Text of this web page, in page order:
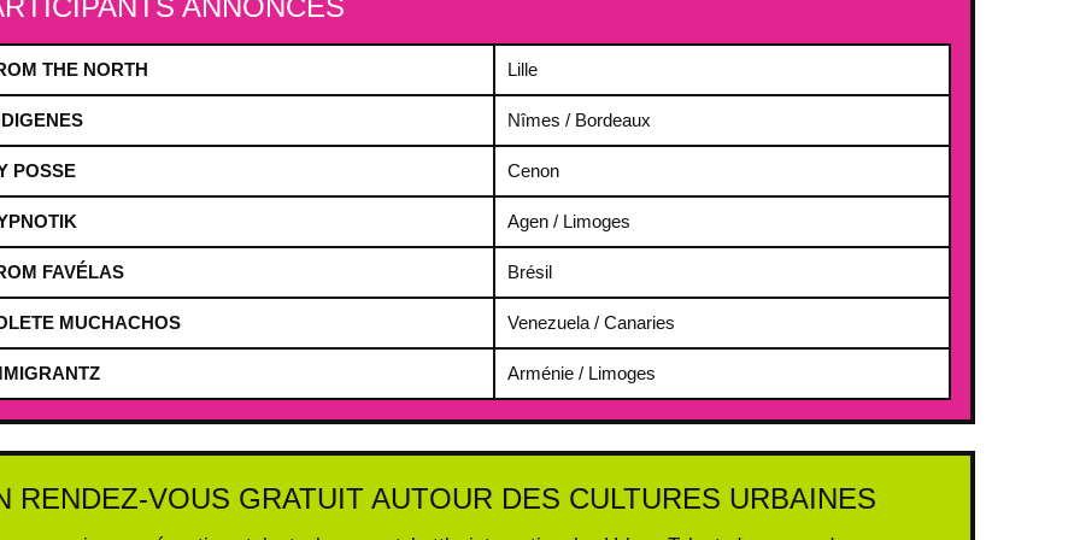
THE NORTH Lille
Nîmes / Bordeaux
POSSE Cenon
Agen / Limoges
FAVÉLAS Brésil
MUCHACHOS Venezuela / Canaries
Arménie / Limoges
RENDEZ-VOUS GRATUIT AUTOUR DES CULTURES URBAINES